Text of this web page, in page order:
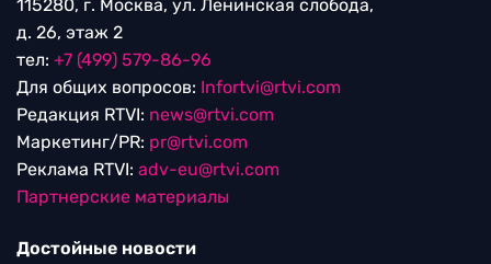
115280, г. Москва, ул. Ленинская слобода,
д. 26, этаж 2
тел: +7 (499) 579-86-96
Для общих вопросов: Infortvi@rtvi.com
Редакция RTVI: news@rtvi.com
Маркетинг/PR: pr@rtvi.com
Реклама RTVI: adv-eu@rtvi.com
Партнерские материалы
Достойные новости